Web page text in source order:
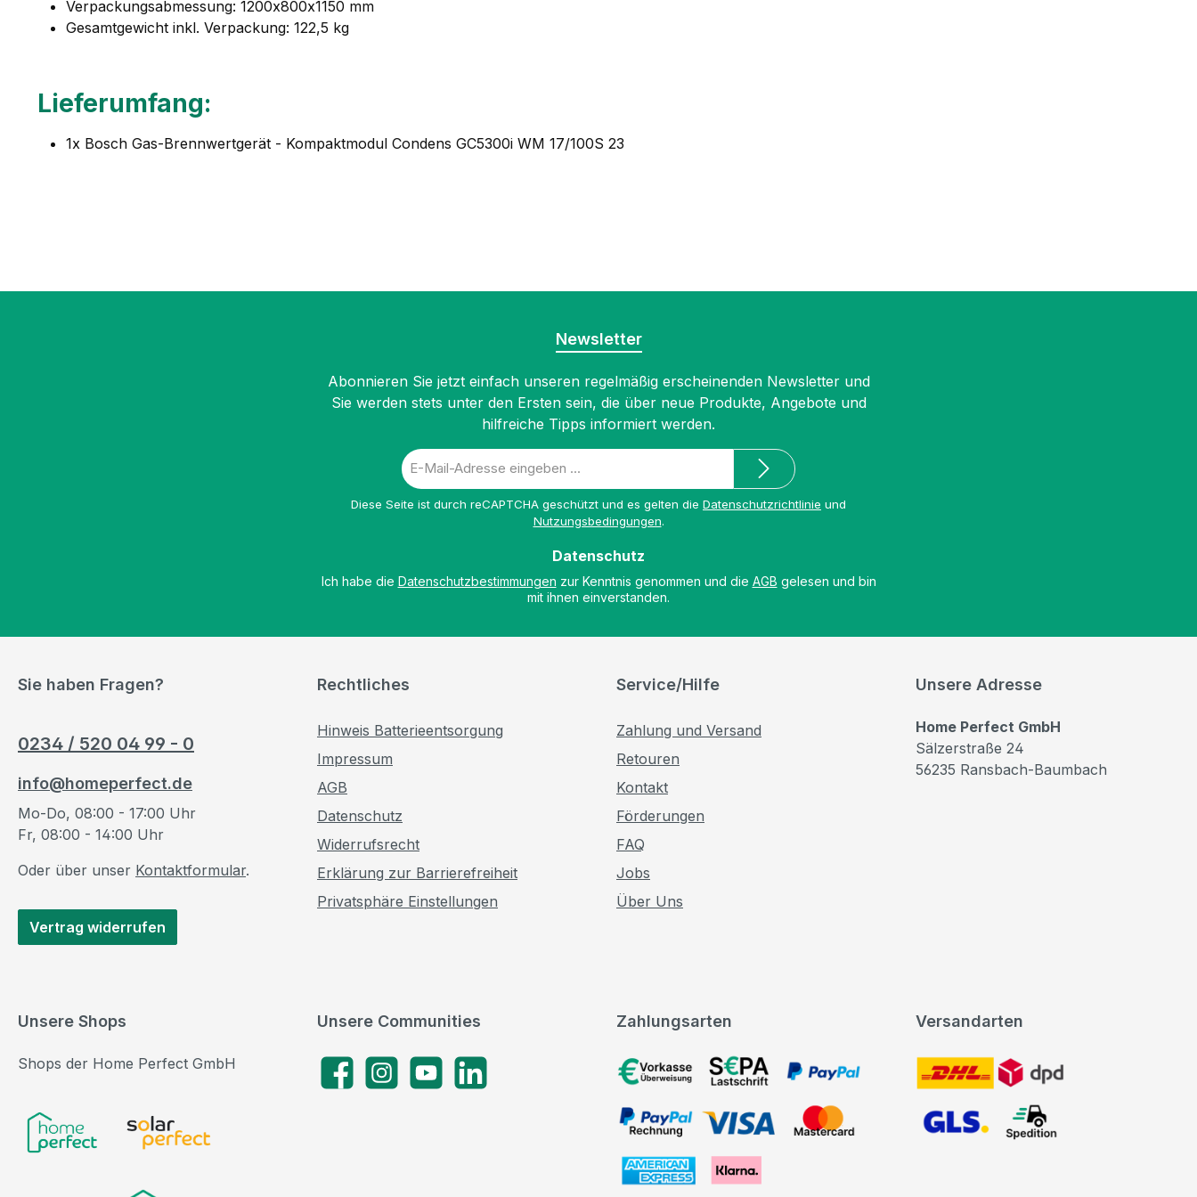
Verpackungsabmessung: 1200x800x1150 mm
Gesamtgewicht inkl. Verpackung: 122,5 kg
Lieferumfang:
1x Bosch Gas-Brennwertgerät - Kompaktmodul Condens GC5300i WM 17/100S 23
Newsletter
Abonnieren Sie jetzt einfach unseren regelmäßig erscheinenden Newsletter und
Sie werden stets unter den Ersten sein, die über neue Produkte, Angebote und
hilfreiche Tipps informiert werden.
E-
Mail-
Diese Seite ist durch reCAPTCHA geschützt und es gelten die Datenschutzrichtlinie und
Nutzungsbedingungen.
Datenschutz
Ich habe die Datenschutzbestimmungen zur Kenntnis genommen und die AGB gelesen und bin
mit ihnen einverstanden.
Sie haben Fragen?
0234 / 520 04 99 - 0
info@homeperfect.de
Mo-Do, 08:00 - 17:00 Uhr
Fr, 08:00 - 14:00 Uhr
Oder über unser Kontaktformular.
Vertrag widerrufen
Rechtliches
Hinweis Batterieentsorgung
Impressum
AGB
Datenschutz
Widerrufsrecht
Erklärung zur Barrierefreiheit
Privatsphäre Einstellungen
Service/Hilfe
Zahlung und Versand
Retouren
Kontakt
Förderungen
FAQ
Jobs
Über Uns
Zahlungsarten
Vorkasse, SEPA-Lastschrift, PayPal
Versandarten
Unsere Adresse
Home Perfect GmbH
Sälzerstraße 24
56235 Ransbach-Baumbach
Unsere Communities
FacebookInstagramYouTubeLinkedIn
Unsere Shops
Shops der Home Perfect GmbH